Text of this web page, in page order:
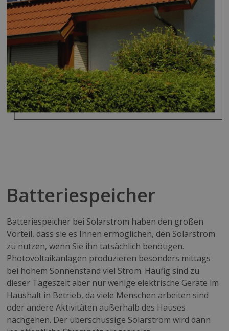
Batteriespeicher
Batteriespeicher bei Solarstrom haben den großen
Vorteil, dass sie es Ihnen ermöglichen, den Solarstrom
zu nutzen, wenn Sie ihn tatsächlich benötigen.
Photovoltaikanlagen produzieren besonders mittags
bei hohem Sonnenstand viel Strom. Häufig sind zu
dieser Tageszeit aber nur wenige elektrische Geräte im
Haushalt in Betrieb, da viele Menschen arbeiten sind
oder andere Aktivitäten außerhalb des Hauses
nachgehen. Der überschüssige Solarstrom wird dann